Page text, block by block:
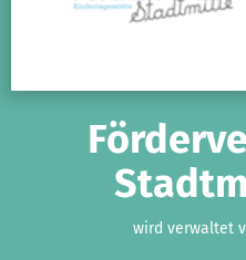
wird verwaltet